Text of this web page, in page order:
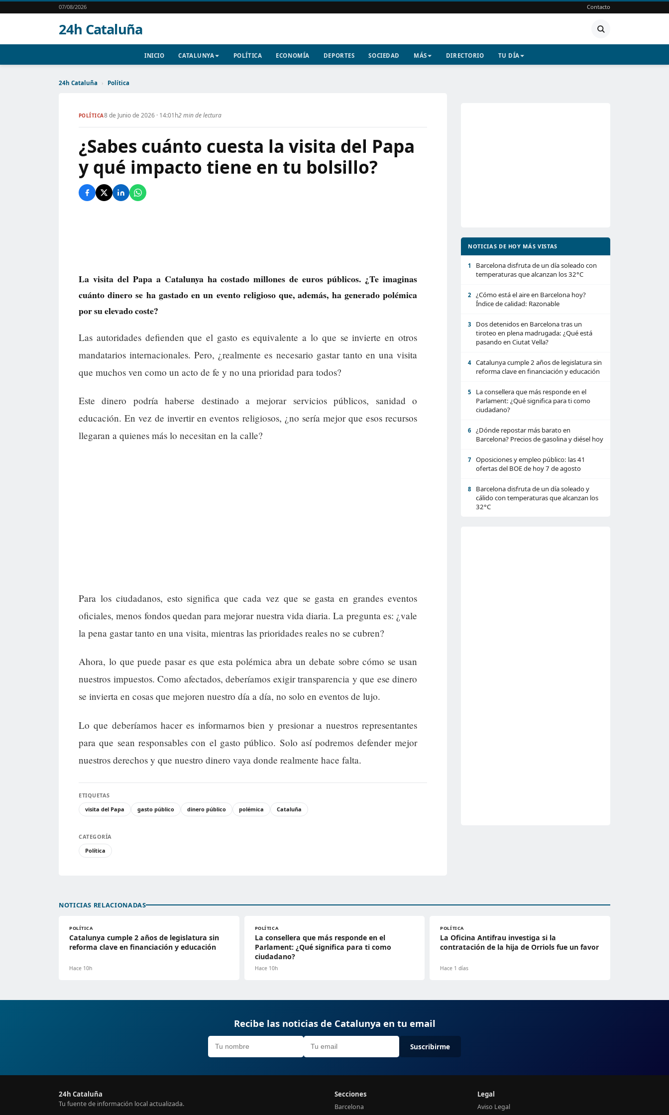
07/08/2026 Contacto
24h Cataluña
INICIO CATALUNYA POLÍTICA ECONOMÍA DEPORTES SOCIEDAD MÁS DIRECTORIO TU DÍA
24h Cataluña › Política
POLÍTICA8 de Junio de 2026 · 14:01h2 min de lectura
¿Sabes cuánto cuesta la visita del Papa
y qué impacto tiene en tu bolsillo?
La visita del Papa a Catalunya ha costado millones de euros públicos. ¿Te imaginas
cuánto dinero se ha gastado en un evento religioso que, además, ha generado polémica
por su elevado coste?
Las autoridades defienden que el gasto es equivalente a lo que se invierte en otros
mandatarios internacionales. Pero, ¿realmente es necesario gastar tanto en una visita
que muchos ven como un acto de fe y no una prioridad para todos?
Este dinero podría haberse destinado a mejorar servicios públicos, sanidad o
educación. En vez de invertir en eventos religiosos, ¿no sería mejor que esos recursos
llegaran a quienes más lo necesitan en la calle?
Para los ciudadanos, esto significa que cada vez que se gasta en grandes eventos
oficiales, menos fondos quedan para mejorar nuestra vida diaria. La pregunta es: ¿vale
la pena gastar tanto en una visita, mientras las prioridades reales no se cubren?
Ahora, lo que puede pasar es que esta polémica abra un debate sobre cómo se usan
nuestros impuestos. Como afectados, deberíamos exigir transparencia y que ese dinero
se invierta en cosas que mejoren nuestro día a día, no solo en eventos de lujo.
Lo que deberíamos hacer es informarnos bien y presionar a nuestros representantes
para que sean responsables con el gasto público. Solo así podremos defender mejor
nuestros derechos y que nuestro dinero vaya donde realmente hace falta.
ETIQUETAS
visita del Papa
gasto público dinero público polémica Cataluña
CATEGORÍA
Política
NOTICIAS DE HOY MÁS VISTAS
1
Barcelona disfruta de un día soleado con
temperaturas que alcanzan los 32°C
2
¿Cómo está el aire en Barcelona hoy?
Índice de calidad: Razonable
3
Dos detenidos en Barcelona tras un
tiroteo en plena madrugada: ¿Qué está
pasando en Ciutat Vella?
4
Catalunya cumple 2 años de legislatura sin
reforma clave en financiación y educación
5
La consellera que más responde en el
Parlament: ¿Qué significa para ti como
ciudadano?
6
¿Dónde repostar más barato en
Barcelona? Precios de gasolina y diésel hoy
7
Oposiciones y empleo público: las 41
ofertas del BOE de hoy 7 de agosto
8
Barcelona disfruta de un día soleado y
cálido con temperaturas que alcanzan los
32°C
NOTICIAS RELACIONADAS
POLÍTICA
Catalunya cumple 2 años de legislatura sin
reforma clave en financiación y educación
Hace 10h
POLÍTICA
La consellera que más responde en el
Parlament: ¿Qué significa para ti como
ciudadano?
Hace 10h
POLÍTICA
La Oficina Antifrau investiga si la
contratación de la hija de Orriols fue un favor
Hace 1 días
Recibe las noticias de Catalunya en tu email
Suscribirme
24h Cataluña
Tu fuente de información local actualizada.
Secciones
Barcelona
Legal
Aviso Legal